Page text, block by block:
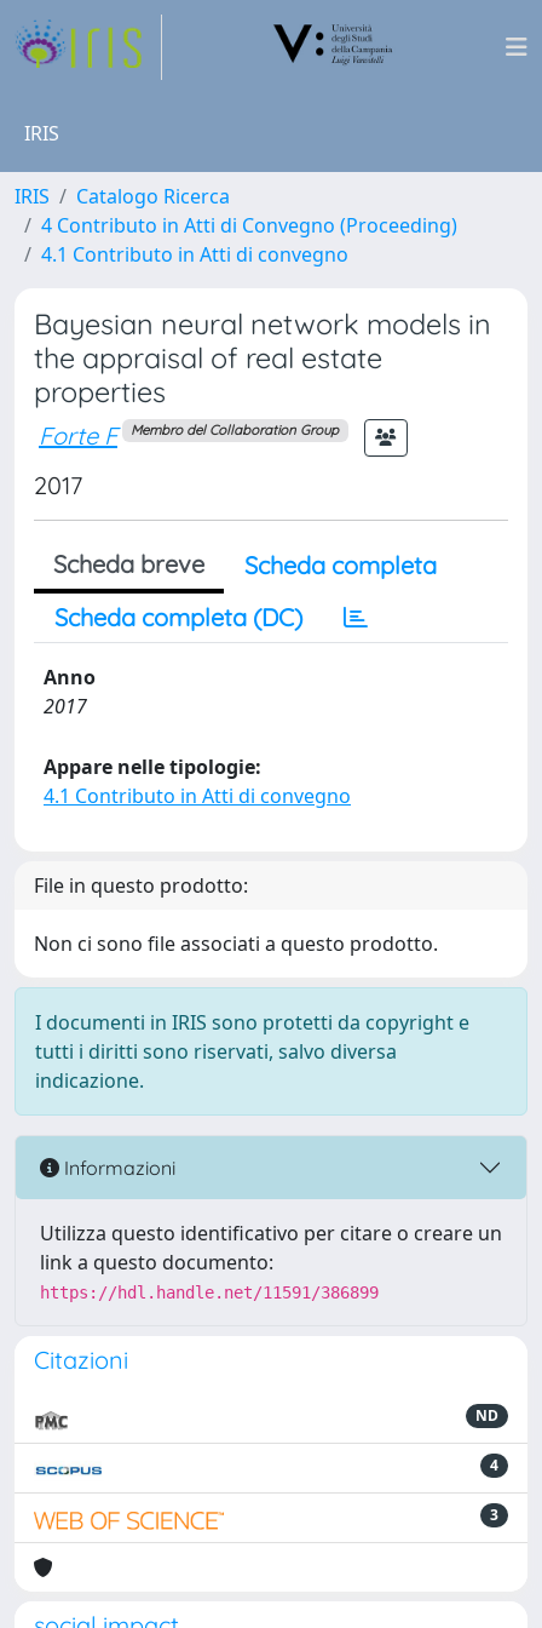
IRIS
IRIS
Catalogo Ricerca
4 Contributo in Atti di Convegno (Proceeding)
4.1 Contributo in Atti di convegno
Bayesian neural network models in
the appraisal of real estate
properties
Forte F Membro del Collaboration Group
2017
Scheda breve
Scheda completa
Scheda completa (DC)
Anno
2017
Appare nelle tipologie:
4.1 Contributo in Atti di convegno
File in questo prodotto:
Non ci sono file associati a questo prodotto.
I documenti in IRIS sono protetti da copyright e
tutti i diritti sono riservati, salvo diversa
indicazione.
Informazioni
Utilizza questo identificativo per citare o creare un
link a questo documento:
https://hdl.handle.net/11591/386899
Citazioni
ND
4
3